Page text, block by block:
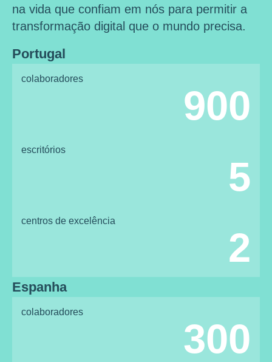
na vida que confiam em nós para permitir a
transformação digital que o mundo precisa.
Portugal
colaboradores
900
escritórios
5
centros de excelência
2
Espanha
colaboradores
300